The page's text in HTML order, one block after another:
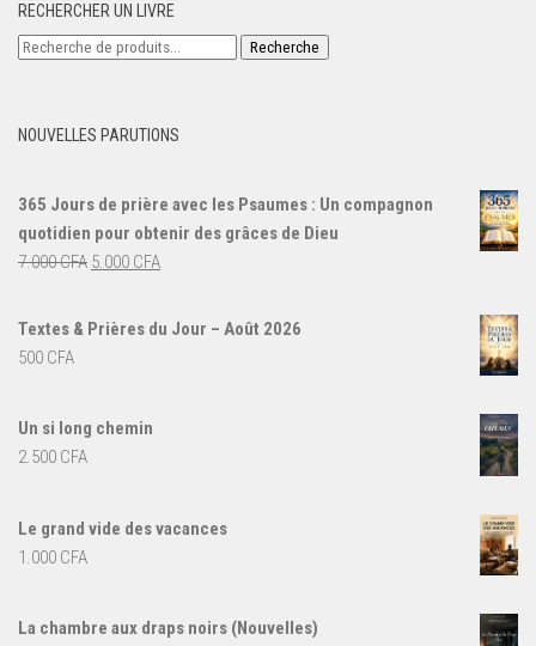
RECHERCHER UN LIVRE
Recherche
Recherche
NOUVELLES PARUTIONS
365 Jours de prière avec les Psaumes : Un compagnon
quotidien pour obtenir des grâces de Dieu
7.000CFA Le
initial
5.000 CFALe
actuel
Textes & Prières du Jour – Août 2026
500 CFA
Un si long chemin
2.500 CFA
Le grand vide des vacances
1.000 CFA
La chambre aux draps noirs (Nouvelles)